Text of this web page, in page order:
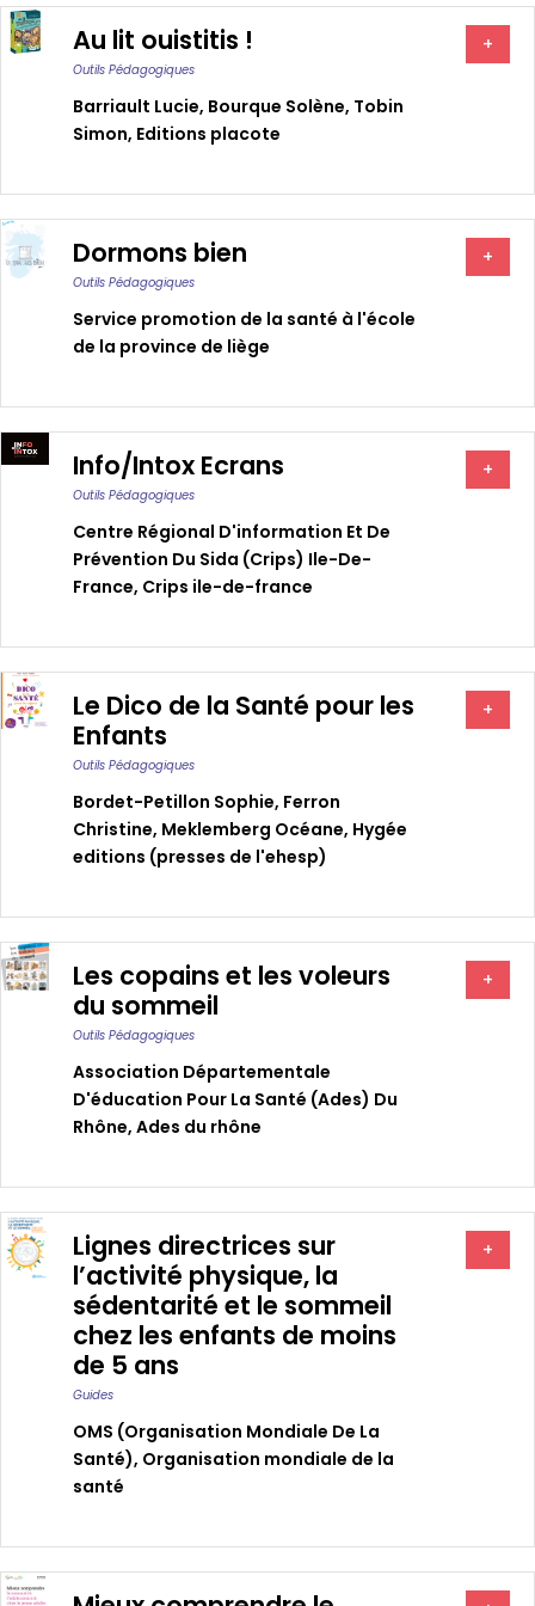
Au lit ouistitis !
Outils Pédagogiques
Barriault Lucie, Bourque Solène, Tobin
Simon, Editions placote
+
Dormons bien
Outils Pédagogiques
Service promotion de la santé à l'école
de la province de liège
+
Info/Intox Ecrans
Outils Pédagogiques
Centre Régional D'information Et De
Prévention Du Sida (crips) Ile-De-
France, Crips ile-de-france
+
Le Dico de la Santé pour les
Enfants
Outils Pédagogiques
Bordet-Petillon Sophie, Ferron
Christine, Meklemberg Océane, Hygée
editions (presses de l'ehesp)
+
Les copains et les voleurs
du sommeil
Outils Pédagogiques
Association Départementale
D'éducation Pour La Santé (ades) Du
Rhône, Ades du rhône
+
Lignes directrices sur
l’activité physique, la
sédentarité et le sommeil
chez les enfants de moins
de 5 ans
Guides
OMS (Organisation Mondiale De La
Santé), Organisation mondiale de la
santé
+